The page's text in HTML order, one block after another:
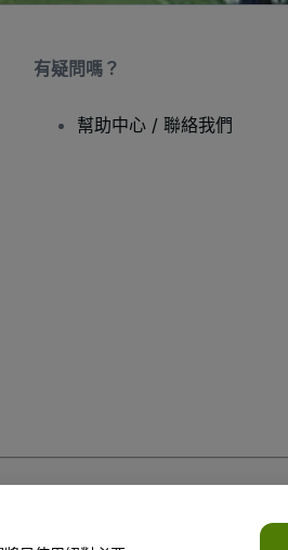
有疑問嗎？
幫助中心 / 聯絡我們